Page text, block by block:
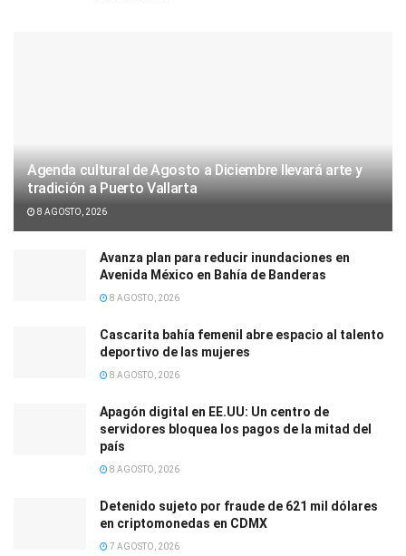
Agenda cultural de Agosto a Diciembre llevará arte y
tradición a Puerto Vallarta
8 AGOSTO, 2026
Avanza plan para reducir inundaciones en
Avenida México en Bahía de Banderas
8 AGOSTO, 2026
Cascarita bahía femenil abre espacio al talento
deportivo de las mujeres
8 AGOSTO, 2026
Apagón digital en EE.UU: Un centro de
servidores bloquea los pagos de la mitad del
país
8 AGOSTO, 2026
Detenido sujeto por fraude de 621 mil dólares
en criptomonedas en CDMX
7 AGOSTO, 2026